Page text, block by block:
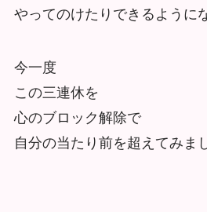
やってのけたりできるように
今一度
この三連休を
心のブロック解除で
自分の当たり前を超えてみま